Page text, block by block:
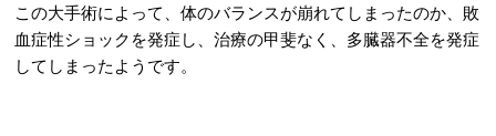
この大手術によって、体のバランスが崩れてしまったのか、敗
血症性ショックを発症し、治療の甲斐なく、多臓器不全を発症
してしまったようです。